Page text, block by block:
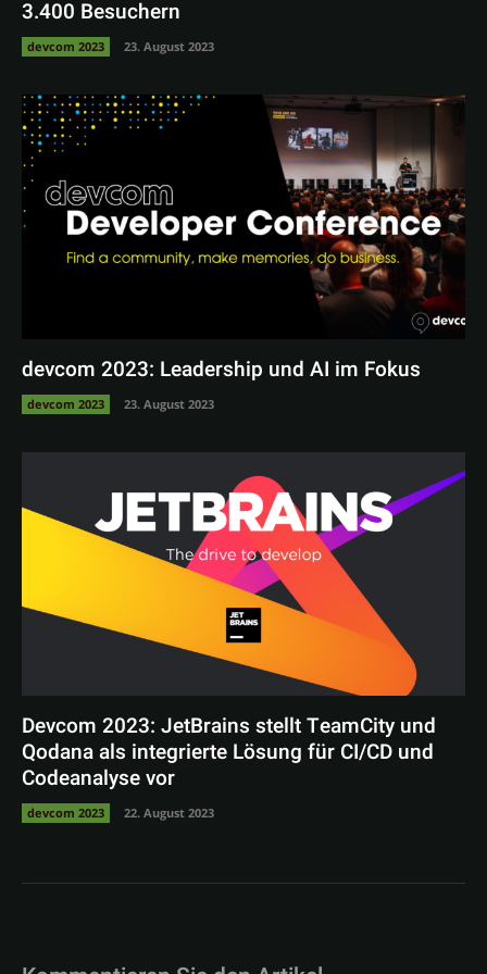
3.400 Besuchern
devcom 2023 23. August 2023
devcom 2023: Leadership und AI im Fokus
devcom 2023 23. August 2023
Devcom 2023: JetBrains stellt TeamCity und
Qodana als integrierte Lösung für CI/CD und
Codeanalyse vor
devcom 2023 22. August 2023